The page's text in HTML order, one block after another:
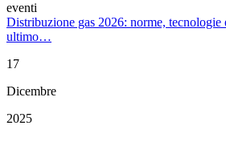
eventi
Distribuzione gas 2026: norme,
ultimo…
17
Dicembre
2025